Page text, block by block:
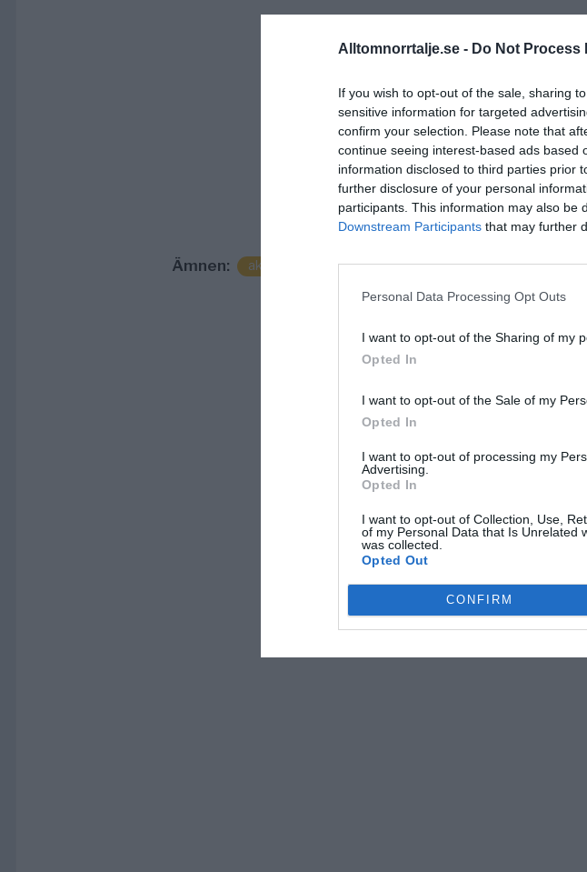
Alltomnorrtalje.se - Do Not Process
If you wish to opt-out of the sale, sharing
sensitive information for targeted
confirm your selection. Please note that
continue seeing interest-based ads based
information disclosed to third parties prior
further disclosure of your personal
participants. This information may also be
Downstream Participants that may further
Personal Data Processing Opt Outs
I want to opt-out of the Sharing of my
Opted In
I want to opt-out of the Sale of my
Opted In
I want to opt-out of processing my
Advertising.
Opted In
I want to opt-out of Collection, Use,
of my Personal Data that Is Unrelated
was collected.
Opted Out
CONFIRM
Ämnen: aktiebolag norrtälje österrikisk restaurang